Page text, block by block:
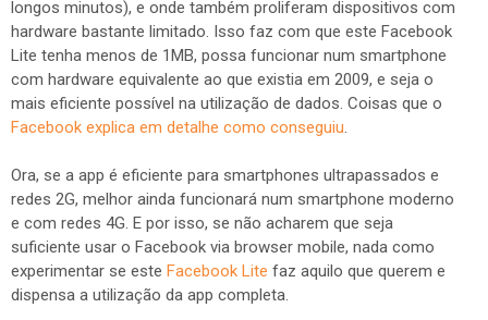
longos minutos), e onde também proliferam dispositivos com
hardware bastante limitado. Isso faz com que este Facebook
Lite tenha menos de 1MB, possa funcionar num smartphone
com hardware equivalente ao que existia em 2009, e seja o
mais eficiente possível na utilização de dados. Coisas que o
Facebook explica em detalhe como conseguiu.
Ora, se a app é eficiente para smartphones ultrapassados e
redes 2G, melhor ainda funcionará num smartphone moderno
e com redes 4G. E por isso, se não acharem que seja
suficiente usar o Facebook via browser mobile, nada como
experimentar se este Facebook Lite faz aquilo que querem e
dispensa a utilização da app completa.